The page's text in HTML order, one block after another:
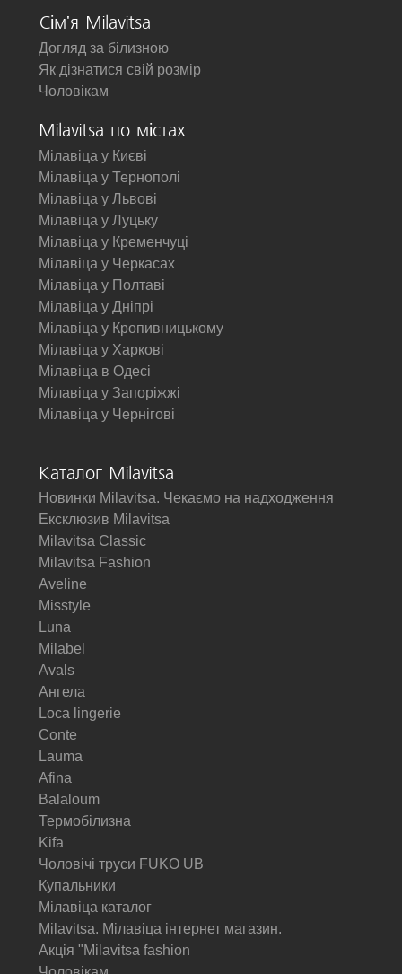
Сім'я Milavitsa
Догляд за білизною
Як дізнатися свій розмір
Чоловікам
Milavitsa по містах:
Мілавіца у Києві
Мілавіца у Тернополі
Мілавіца у Львові
Мілавіца у Луцьку
Мілавіца у Кременчуці
Мілавіца у Черкасах
Мілавіца у Полтаві
Мілавіца у Дніпрі
Мілавіца у Кропивницькому
Мілавіца у Харкові
Мілавіца в Одесі
Мілавіца у Запоріжжі
Мілавіца у Чернігові
Каталог Milavitsa
Новинки Milavitsa. Чекаємо на надходження
Ексклюзив Milavitsa
Milavitsa Classic
Milavitsa Fashion
Aveline
Misstyle
Luna
Milabel
Avals
Ангела
Loca lingerie
Conte
Lauma
Afina
Balaloum
Термобілизна
Kifa
Чоловічі труси FUKO UB
Купальники
Мілавіца каталог
Milavitsa. Мілавіца інтернет магазин.
Акція "Milavitsa fashion